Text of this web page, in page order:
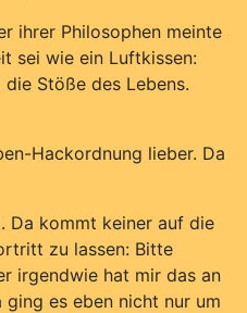
ihrer Philosophen meinte
sei wie ein Luftkissen:
Stöße des Lebens.
Hackordnung lieber. Da
Da kommt keiner auf die
zu lassen: Bitte
irgendwie hat mir das an
es eben nicht nur um